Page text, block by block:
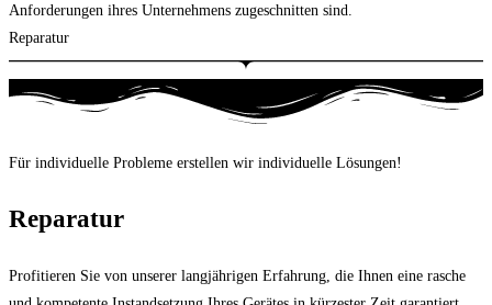
Anforderungen ihres Unternehmens zugeschnitten sind.
Reparatur
Für individuelle Probleme erstellen wir individuelle Lösungen!
Reparatur
Profitieren Sie von unserer langjährigen Erfahrung, die Ihnen eine rasche